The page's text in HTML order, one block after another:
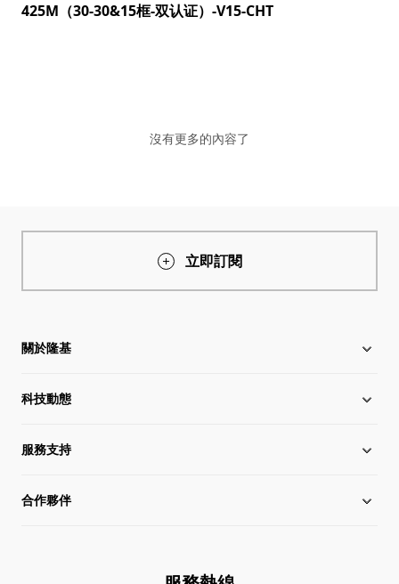
425M（30-30&15框-双认证）-V15-CHT
沒有更多的內容了
立即訂閱
關於隆基
關於隆基
全球化布局
管理層信息
科技動態
行業動態
在線研討會
服務支持
下載中心
合作夥伴